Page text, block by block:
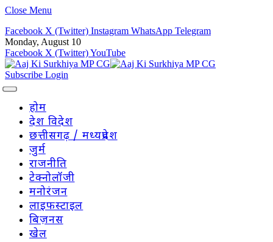
Close Menu
Facebook X (Twitter) Instagram WhatsApp Telegram
Monday, August 10
Facebook X (Twitter)YouTube
Subscribe Login
होम
देश विदेश
छत्तीसगढ़ / मध्यप्रदेश
जुर्म
राजनीति
टेक्नोलॉजी
मनोरंजन
लाइफस्टाइल
बिज़नस
खेल